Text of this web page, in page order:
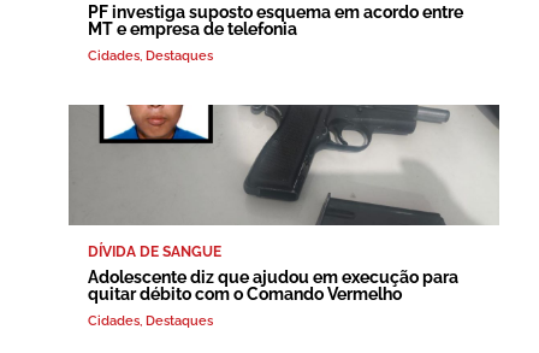
PF investiga suposto esquema em acordo entre
MT e empresa de telefonia
Cidades, Destaques
DÍVIDA DE SANGUE
Adolescente diz que ajudou em execução para
quitar débito com o Comando Vermelho
Cidades, Destaques